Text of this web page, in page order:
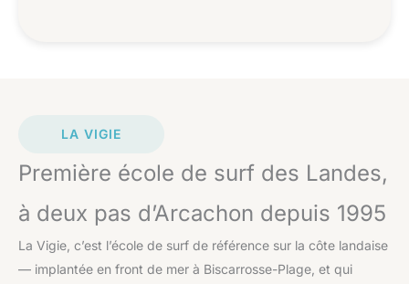
LA VIGIE
Première école de surf des Landes,
à deux pas d’Arcachon depuis 1995
La Vigie, c’est l’école de surf de référence sur la côte landaise
— implantée en front de mer à Biscarrosse-Plage, et qui